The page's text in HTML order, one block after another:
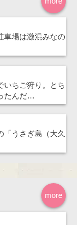
車場は激混みなの
いちご狩り。とち
たんだ…
「うさぎ島（大久
more